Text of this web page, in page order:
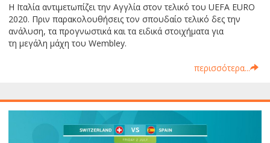
Η Ιταλία αντιμετωπίζει την Αγγλία στον τελικό του UEFA EURO
2020. Πριν παρακολουθήσεις τον σπουδαίο τελικό δες την
ανάλυση, τα προγνωστικά και τα ειδικά στοιχήματα για
τη μεγάλη μάχη του Wembley.
περισσότερα...